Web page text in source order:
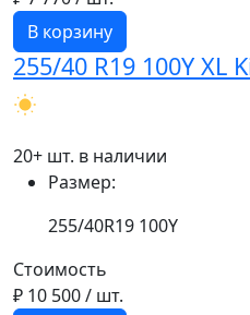
В корзину
255/40 R19 100Y XL
20+ шт. в наличии
Размер:
255/40R19 100Y
Стоимость
₽ 10 500/ шт.